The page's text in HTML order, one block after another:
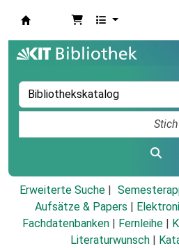
Erweiterte Suche
Aufsätze & Papers
Fachdatenbanken
Fernleihe
Literaturwunsch